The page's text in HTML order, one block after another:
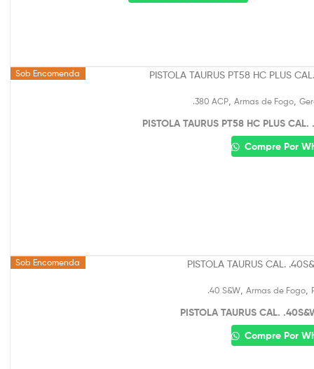
Sob Encomenda
.380 ACP, Armas de Fogo,
PISTOLA TAURUS PT58 HC PLUS
Compre Por
Sob Encomenda
.40 S&W Armas de Fogo
PISTOLA TAURUS CAL.
Compre Por